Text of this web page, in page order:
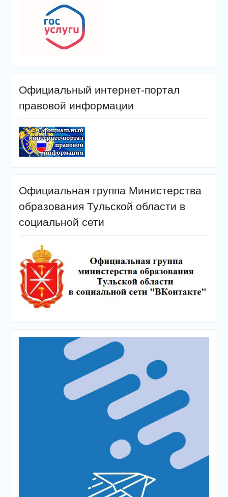
Официальный интернет-портал
правовой информации
Официальная группа Министерства
образования Тульской области в
социальной сети